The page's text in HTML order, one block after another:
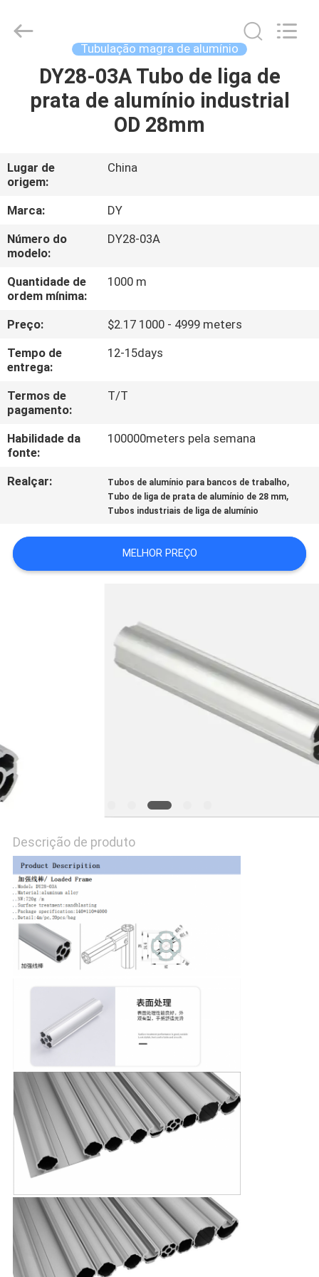
CASA
SOBRE
NÓS
EXCURSÃO
DA
FÁBRICA
CONTROLE
DA
QUALIDADE
CONTACTE-
NOS
NOTÍCIA
CASOS
PRIVACY
POLICY
Tubulação magra de alumínio
DY28-03A Tubo de liga de
prata de alumínio industrial
OD 28mm
Lugar de
origem:
China
Marca:
DY
Número do
modelo:
DY28-03A
Quantidade de
ordem mínima:
1000 m
Preço:
$2.17 1000 - 4999 meters
Tempo de
entrega:
12-15days
Termos de
pagamento:
T/T
Habilidade da
fonte:
100000meters pela semana
Realçar: Tubos de alumínio para bancos de trabalho,
Tubo de liga de prata de alumínio de 28 mm,
Tubos industriais de liga de alumínio
MELHOR PREÇO
Descrição de produto